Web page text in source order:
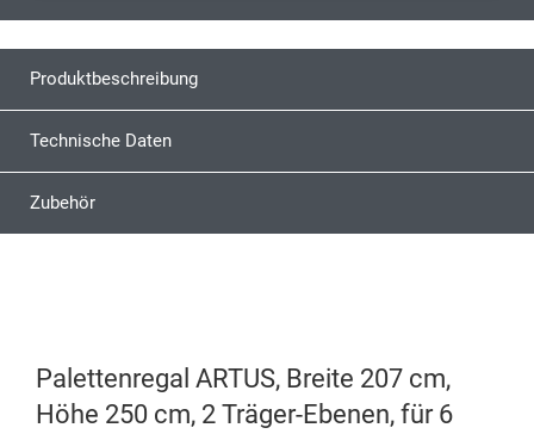
Produktbeschreibung
Technische Daten
Zubehör
Palettenregal ARTUS, Breite 207 cm,
Höhe 250 cm, 2 Träger-Ebenen, für 6